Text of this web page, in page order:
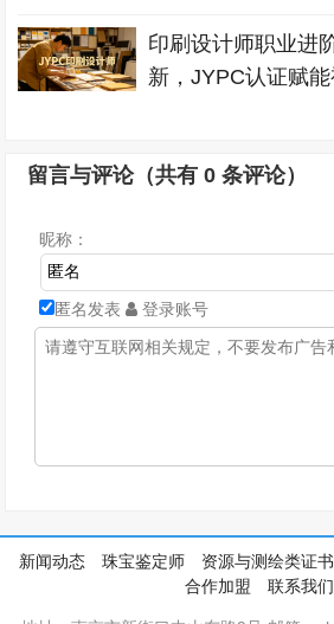
印刷设计师职业进
新，JYPC认证赋
留言与评论（共有0 条评论）
昵称：
匿名发表 登录账号
新闻动态 珠宝鉴定师 资源与测绘类证书
合作加盟
联系我们